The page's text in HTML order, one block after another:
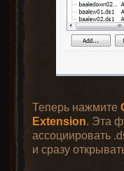
Теперь нажмите
Extension. Эта
ассоциировать
и сразу